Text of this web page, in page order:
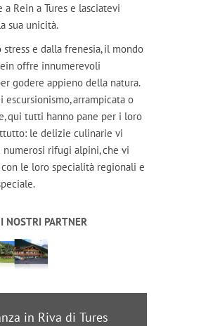
a Rein a Tures e lasciatevi
sua unicità.
e dalla frenesia, il mondo
offre innumerevoli
godere appieno della natura.
escursionismo, arrampicata o
qui tutti hanno pane per i loro
le delizie culinarie vi
numerosi rifugi alpini, che vi
le loro specialità regionali e
I NOSTRI PARTNER
in Riva di Tures